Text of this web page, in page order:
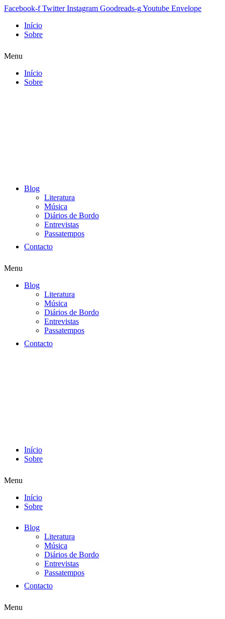
Facebook-f Twitter Instagram Goodreads-gYoutube Envelope
Início
Sobre
Menu
Início
Sobre
Blog
Literatura
Música
Diários de Bordo
Entrevistas
Passatempos
Contacto
Menu
Blog
Literatura
Música
Diários de Bordo
Entrevistas
Passatempos
Contacto
Início
Sobre
Menu
Início
Sobre
Blog
Literatura
Música
Diários de Bordo
Entrevistas
Passatempos
Contacto
Menu